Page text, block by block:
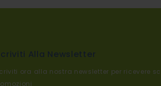
ora alla nostra newsletter per ricevere